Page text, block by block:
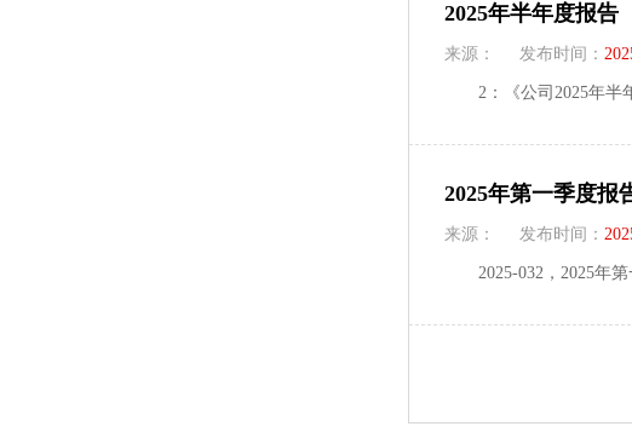
2025年半年度报告
来源： 发布时间：
2：《公司2025年半
2025年第一季度报
来源： 发布时间：
2025-032，2025年